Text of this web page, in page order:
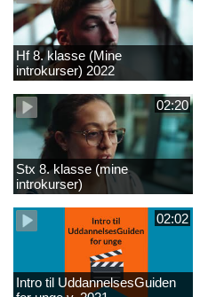
Hf 8. klasse (Mine
introkurser) 2022
02:20
Stx 8. klasse (mine
introkurser)
02:02
Intro til UddannelsesGuiden